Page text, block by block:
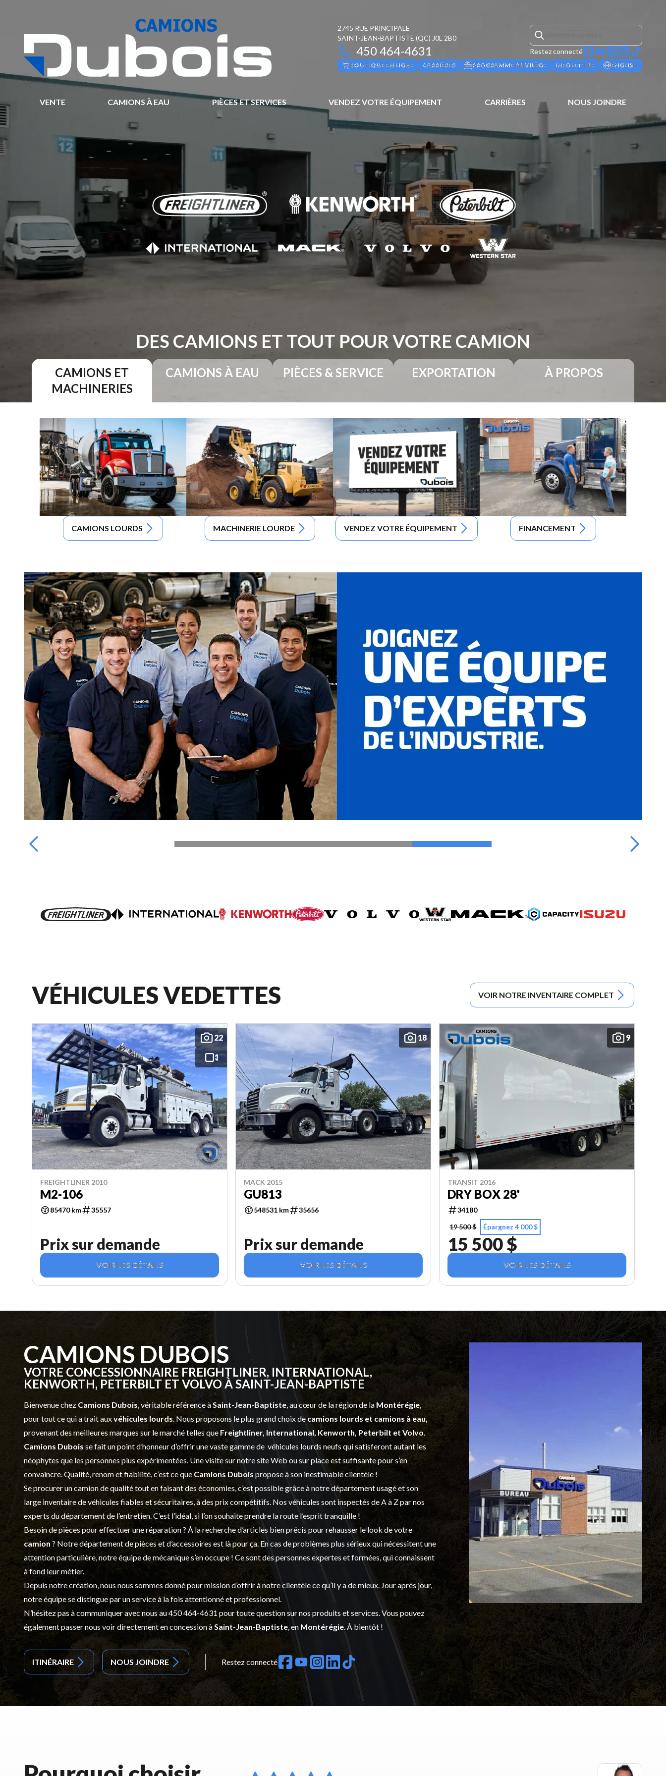
2745 RUE PRINCIPALE
SAINT-JEAN-BAPTISTE (QC) J0L 2B0
450 464-4631 Restez connecté
BOUTIQUE EN LIGNE CARRIÈRES PROGRAMME PRIVILÈGE INFOLETTRE ENGLISH
VENTE CAMIONS À EAU PIÈCES ET SERVICES VENDEZ VOTRE ÉQUIPEMENT CARRIÈRES NOUS JOINDRE
DES CAMIONS ET TOUT POUR VOTRE CAMION
CAMIONS ET
MACHINERIES
CAMIONS À EAU PIÈCES & SERVICE EXPORTATION À PROPOS
CAMIONS LOURDS MACHINERIE LOURDE VENDEZ VOTRE ÉQUIPEMENT FINANCEMENT
VÉHICULES VEDETTES VOIR NOTRE INVENTAIRE COMPLET
22
FREIGHTLINER 2010
M2-106
85470 km 35557
Prix sur demande
VOIR LES DÉTAILS
18
MACK 2015
GU813
548531 km 35656
Prix sur demande
VOIR LES DÉTAILS
9
TRANSIT 2016
DRY BOX 28'
34180
19 500 $
Épargnez 4 000 $
15 500 $
VOIR LES DÉTAILS
CAMIONS DUBOIS
VOTRE CONCESSIONNAIRE FREIGHTLINER, INTERNATIONAL,
KENWORTH, PETERBILT ET VOLVO À SAINT-JEAN-BAPTISTE
Bienvenue chez Camions Dubois, véritable référence àSaint-Jean-Baptiste, au cœur de la région de la Montérégie,
pour tout ce qui a trait auxvéhicules lourds. Nous proposons le plus grand choix de camions lourds et camions à eau,
provenant des meilleures marques sur le marché telles que Freightliner, International, Kenworth, Peterbilt et Volvo.
Camions Dubois se fait un point d’honneur d’offrir une vaste gamme de véhicules lourds neufsqui satisferont autant les
néophytes que les personnes plus expérimentées. Une visite sur notre site Web ou sur place est suffisante pour s’en
convaincre. Qualité, renom et fiabilité, c’est ce que Camions Dubois propose à son inestimable clientèle !
Se procurer un camion de qualité tout en faisant des économies, c’est possible grâce à notredépartement usagéet son
large inventaire de véhicules fiables et sécuritaires, à des prix compétitifs. Nos véhicules sont inspectés de A à Z par nos
experts du département de l’entretien. C’est l’idéal, si l’on souhaite prendre la route l’esprit tranquille !
Besoin de pièces pour effectuer une réparation ? À la recherche d’articles bien précis pour rehausser le look de votre
camion ? Notre département depièces et d’accessoires est là pour ça. En cas de problèmes plus sérieux qui nécessitent une
attention particulière, notre équipe de mécanique s’en occupe ! Ce sont des personnes expertes et formées, qui connaissent
à fond leur métier.
Depuis notre création, nous nous sommes donné pour mission d’offrir à notre clientèle ce qu’il y a de mieux. Jour après jour,
notre équipe se distingue par un service à la fois attentionné et professionnel.
N’hésitez pas à communiquer avec nous au450 464-4631 pour toute question sur nos produits et services. Vous pouvez
également passer nous voir directement en concession àSaint-Jean-Baptiste, en Montérégie. À bientôt !
ITINÉRAIRE NOUS JOINDRE Restez connecté